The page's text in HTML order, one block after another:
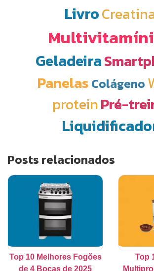
Livro
Geladeira
Panelas Colágeno
proteinPré-
Posts relacionados
Top 10 Melhores Fogões
de 4 Bocas de 2025
Top